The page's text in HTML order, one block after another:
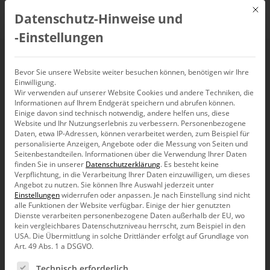
Webinar:
Berichtserstellung mit
DeltaMaster
7. Dezember 2022, 10:00–11:00Uhr
Mit
Datenschutz-Hinweise und
‑Einstellungen
Bevor Sie unsere Website weiter besuchen können, benötigen wir Ihre
Einwilligung.
Wir verwenden auf unserer Website Cookies und andere Techniken, die
Informationen auf Ihrem Endgerät speichern und abrufen können.
Einige davon sind technisch notwendig, andere helfen uns, diese
Website und Ihr Nutzungserlebnis zu verbessern. Personenbezogene
Daten, etwa IP-Adressen, können verarbeitet werden, zum Beispiel für
personalisierte Anzeigen, Angebote oder die Messung von Seiten und
Seitenbestandteilen. Informationen über die Verwendung Ihrer Daten
finden Sie in unserer Datenschutzerklärung. Es besteht keine
Verpflichtung, in die Verarbeitung Ihrer Daten einzuwilligen, um dieses
Angebot zu nutzen.Sie können Ihre Auswahl jederzeit unter
Einstellungenwiderrufen oder anpassen. Je nach Einstellung sind nicht
alle Funktionen der Website verfügbar. Einige der hier genutzten
Dienste verarbeiten personenbezogene Daten außerhalb der EU, wo
kein vergleichbares Datenschutzniveau herrscht, zum Beispiel in den
USA. Die Übermittlung in solche Drittländer erfolgt auf Grundlage von
Art. 49 Abs. 1 a DSGVO.
Es folgt eine Liste der Service-Gruppen, für die eine